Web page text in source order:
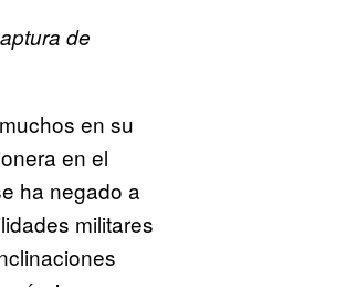
de
en su
en el
ha negado a
militares